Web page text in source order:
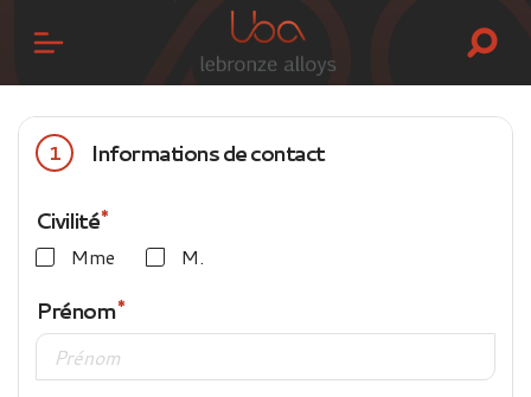
1 Informations de contact
Civilité
Mme M.
Prénom